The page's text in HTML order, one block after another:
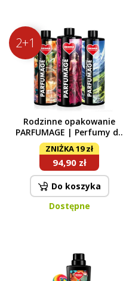
2+1
Rodzinne opakowanie
PARFUMAGE | Perfumy do
prania | LILA FASHION &
MOUNTAIN SPIRIT &
AMBROSIA | 500 ml × 3
ZNIŻKA 19 zł
94,90 zł
Do koszyka
Dostępne